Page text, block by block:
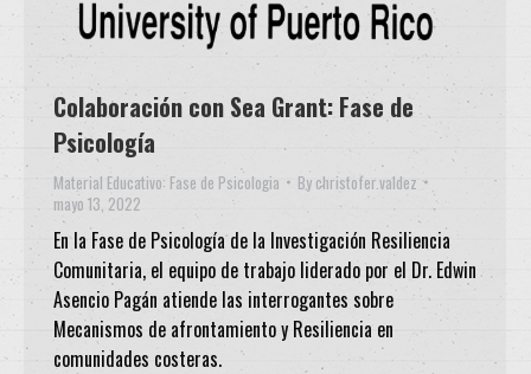
Colaboración con Sea Grant: Fase de
Psicología
Material Educativo: Fase de Psicologia By christofer.valdez
mayo 13, 2022
En la Fase de Psicología de la Investigación Resiliencia
Comunitaria, el equipo de trabajo liderado por el Dr. Edwin
Asencio Pagán atiende las interrogantes sobre
Mecanismos de afrontamiento y Resiliencia en
comunidades costeras.